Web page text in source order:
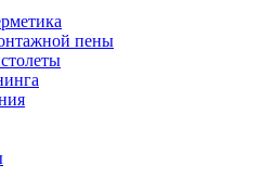
пены